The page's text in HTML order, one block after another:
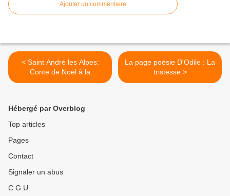
Ajouter un commentaire
< Saint André les Alpes:
Conte de Noël à la
médiathèque
La page poésie D'Odile : La
tristesse >
Hébergé par Overblog
Top articles
Pages
Contact
Signaler un abus
C.G.U.